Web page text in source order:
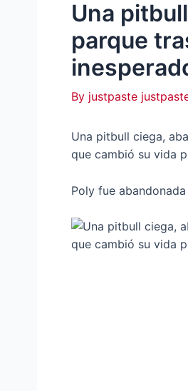
Una
parque
By justpaste
Una pitbull ciega,
que cambió su vida
Poly fue